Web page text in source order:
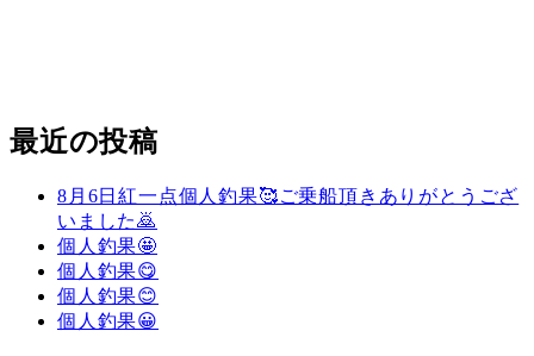
最近の投稿
8月6日紅一点個人釣果🥰ご乗船頂きありがとうござ
いました🙇
個人釣果🤩
個人釣果😋
個人釣果😊
個人釣果😀